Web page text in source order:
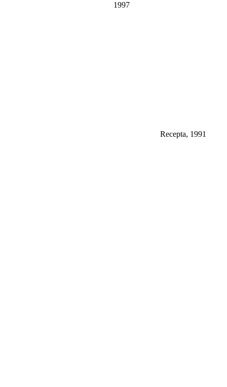
1997
Recepta, 1991